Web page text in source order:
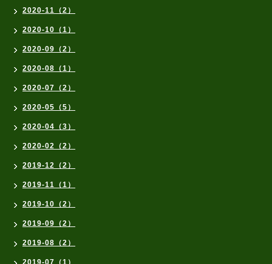
2020-11（2）
2020-10（1）
2020-09（2）
2020-08（1）
2020-07（2）
2020-05（5）
2020-04（3）
2020-02（2）
2019-12（2）
2019-11（1）
2019-10（2）
2019-09（2）
2019-08（2）
2019-07（1）